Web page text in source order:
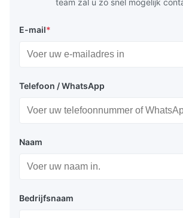
E-mail*
Telefoon / WhatsApp
Naam
Bedrijfsnaam